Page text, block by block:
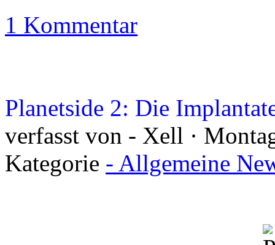
1 Kommentar
Planetside 2: Die
verfasst von - Xell ·
Kategorie - Allgemeine